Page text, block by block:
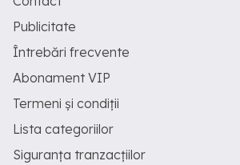
Publicitate
Întrebări frecvente
Abonament VIP
Termeni și condiții
Lista categoriilor
Siguranța tranzacțiilor